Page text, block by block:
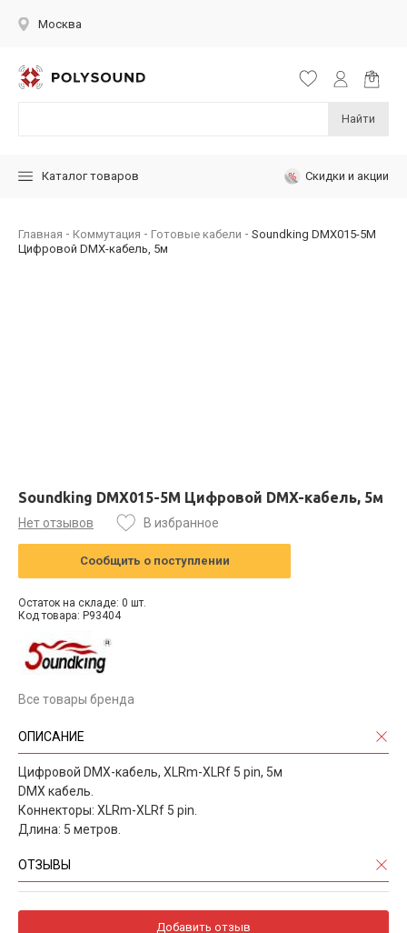
Москва
Найти
Каталог товаров Скидки и акции
Главная Коммутация Готовые кабели
Soundking DMX015-5M
Цифровой DMX-кабель, 5м
Soundking DMX015-5M Цифровой DMX-кабель, 5м
Нет отзывов В избранное
Сообщить о поступлении
Остаток на складе: 0 шт.
Код товара: P93404
Все товары бренда
ОПИСАНИЕ
Цифровой DMX-кабель, XLRm-XLRf 5 pin, 5м
DMX кабель.
Коннекторы: XLRm-XLRf 5 pin.
Длина: 5 метров.
ОТЗЫВЫ
Добавить отзыв